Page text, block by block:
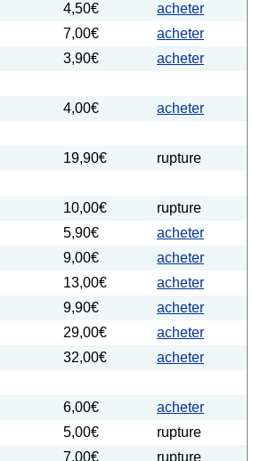
4,50€
acheter
7,00€
acheter
3,90€
acheter
4,00€
acheter
19,90€
rupture
10,00€
rupture
5,90€
acheter
9,00€
acheter
13,00€
acheter
9,90€
acheter
29,00€
acheter
32,00€
acheter
6,00€
acheter
5,00€
rupture
7,00€ rupture